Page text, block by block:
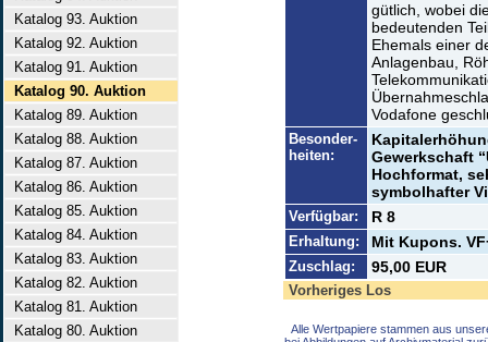
Katalog 93. Auktion
Katalog 92. Auktion
Katalog 91. Auktion
Katalog 90. Auktion
Katalog 89. Auktion
Katalog 88. Auktion
Katalog 87. Auktion
Katalog 86. Auktion
Katalog 85. Auktion
Katalog 84. Auktion
Katalog 83. Auktion
Katalog 82. Auktion
Katalog 81. Auktion
Katalog 80. Auktion
gütlich, wobei
bedeutenden
Ehemals einer
Anlagenbau,
Vodafone
Besonder-
heiten:
Gewerkschaft
Hochformat,
symbolhafter
Verfügbar: R 8
Erhaltung: Mit Kupons.
Zuschlag: 95,00 EUR
Vorheriges Los
Alle Wertpapiere stammen aus